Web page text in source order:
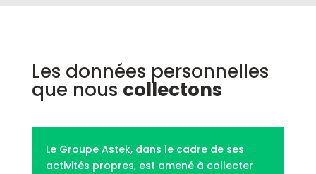
Les données personnelles
que nous collectons
Le Groupe Astek, dans le cadre de ses
activités propres, est amené à collecter